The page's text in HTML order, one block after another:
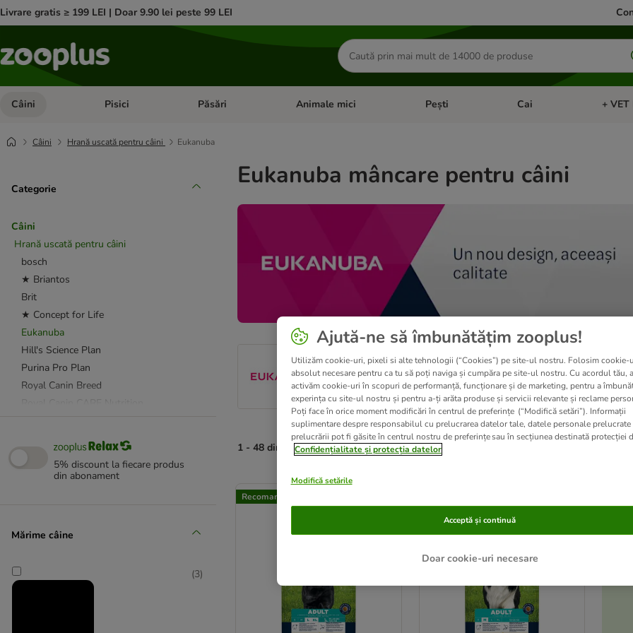
Livrare gratis ≥ 199 LEI | Doar 9.90 lei peste 99 LEI
Căutare
produse
Câini Deschideți meniul cu categorii: Câini
Pisici Deschideți meniul cu categorii: Pisici
Păsări Deschideți meniul cu categorii: Păsări
Animale mici Deschideți meniul cu categorii: Animale mici
Pești Deschideți meniul cu
Cai +
Câini Hrană uscată pentru câini Eukanuba
Categorie
Câini
Hrană uscată pentru câini
bosch
★ Briantos
Brit
★ Concept for Life
Eukanuba
Hill's Science Plan
Purina Pro Plan
Royal Canin Breed
Taste of the Wild
★ Wolf of Wilderness
animonda Integra
Exclusion
5% discount la fiecare produs
din abonament
Mărime câine
(3)
Eukanuba mâncare pentru câini
Hrana premium Eukanuba, concepută în colaborare cu medici veterinari,
completă și sprijină sănătatea generală a patrupezilor. În plus, formula
compoziție arome, coloranți sau conservanți artificiali.
1 - 48 din 186 rezultate
product items have been changed
Recomandat de zooplus
Ajută-ne să îmbunătățim zooplus!
Utilizăm cookie-uri, pixeli si alte tehnologii (“Cookies”) pe site-ul nostru. Folosim cookie-
absolut necesare pentru ca tu să poți naviga și cumpăra pe site-ul nostru. Cu acordul tău,
activăm cookie-uri în scopuri de performanță, funcționare și de marketing, pentru a
experința cu site-ul nostru și pentru a-ți arăta produse și servicii relevante și reclame
Poți face în orice moment modificări în centrul de preferințe (“Modifică setări”). Informații
suplimentare despre responsabilul cu prelucrarea datelor tale, datele personale
prelucrării pot fi găsite în centrul nostru de preferințe sau în secțiunea destinată protecției
Confidențialitate și protecția datelor
Modifică setările
Doar cookie-uri necesare
Acceptă și continuă